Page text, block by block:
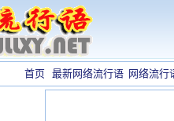
首页 最新网络流行语 网络流行